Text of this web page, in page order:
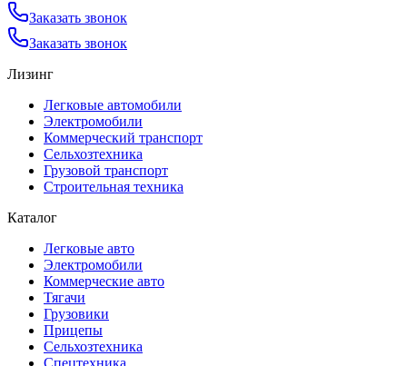
Заказать звонок
Заказать звонок
Лизинг
Легковые автомобили
Электромобили
Коммерческий транспорт
Сельхозтехника
Грузовой транспорт
Строительная техника
Каталог
Легковые авто
Электромобили
Коммерческие авто
Тягачи
Грузовики
Прицепы
Сельхозтехника
Спецтехника